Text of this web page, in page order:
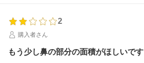
2
購入者さん
もう少し鼻の部分の面積がほしいです